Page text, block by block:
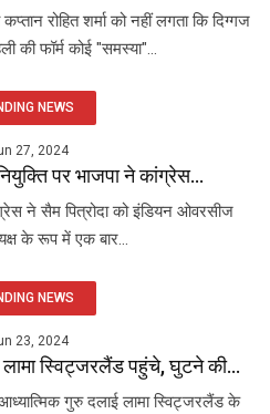
रोहित शर्मा को नहीं लगता कि दिग्गज
की फॉर्म कोई "समस्या"...
NEWS
27, 2024
पर भाजपा ने कांग्रेस...
ने सैम पित्रोदा को इंडियन ओवरसीज
के रूप में एक बार...
NEWS
23, 2024
लामा स्विट्जरलैंड पहुंचे, घुटने की...
गुरु दलाई लामा स्विट्जरलैंड के